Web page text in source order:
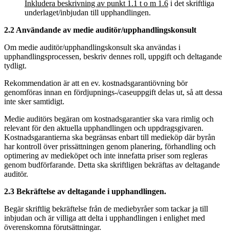
Inkludera beskrivning av punkt 1.1 t o m 1.6 i det skriftliga
underlaget/inbjudan till upphandlingen.
2.2 Användande av medie auditör/upphandlingskonsult
Om medie auditör/upphandlingskonsult ska användas i
upphandlingsprocessen, beskriv dennes roll, uppgift och deltagande
tydligt.
Rekommendation är att en ev. kostnadsgarantiövning bör
genomföras innan en fördjupnings-/caseuppgift delas ut, så att dessa
inte sker samtidigt.
Medie auditörs begäran om kostnadsgarantier ska vara rimlig och
relevant för den aktuella upphandlingen och uppdragsgivaren.
Kostnadsgarantierna ska begränsas enbart till medieköp där byrån
har kontroll över prissättningen genom planering, förhandling och
optimering av medieköpet och inte innefatta priser som regleras
genom budförfarande. Detta ska skriftligen bekräftas av deltagande
auditör.
2.3 Bekräftelse av deltagande i upphandlingen.
Begär skriftlig bekräftelse från de mediebyråer som tackar ja till
inbjudan och är villiga att delta i upphandlingen i enlighet med
överenskomna förutsättningar.